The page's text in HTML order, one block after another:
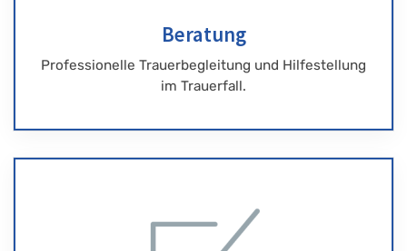
Beratung
Professionelle Trauerbegleitung und Hilfestellung
im Trauerfall.